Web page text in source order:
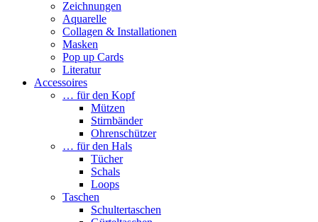
Zeichnungen
Aquarelle
Collagen & Installationen
Masken
Pop up Cards
Literatur
Accessoires
… für den Kopf
Mützen
Stirnbänder
Ohrenschützer
… für den Hals
Tücher
Schals
Loops
Taschen
Schultertaschen